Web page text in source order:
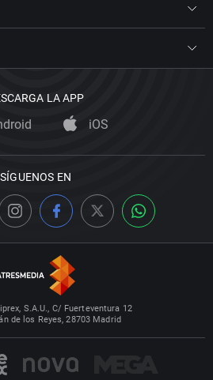
LA APP
iOS
SÍGUENOS EN
S.A.U., C/ Fuerteventura 12
de los Reyes, 28703 Madrid